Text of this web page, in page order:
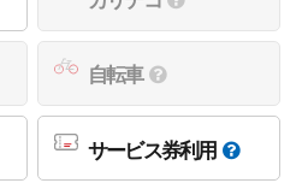
自転車
サービス券利用